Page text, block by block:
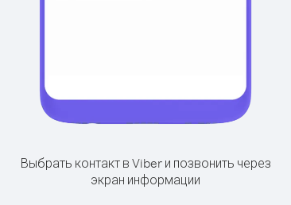
Выбрать контакт в Viber и позвонить через
экран информации